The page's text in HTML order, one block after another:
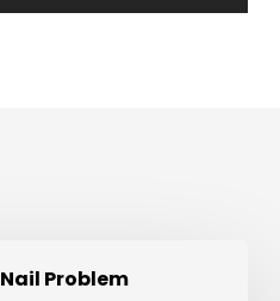
Nail Problem